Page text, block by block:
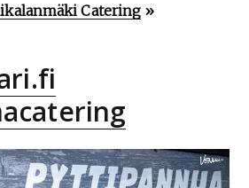
Catering »